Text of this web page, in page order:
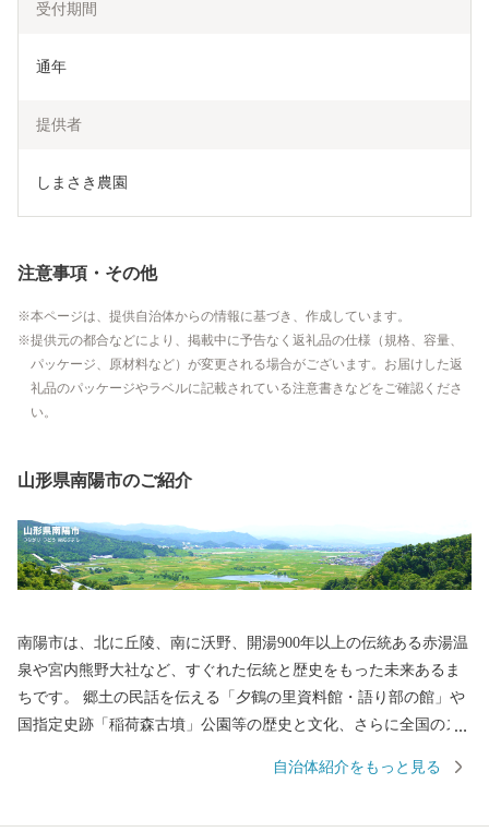
受付期間
通年
提供者
しまさき農園
注意事項・その他
本ページは、提供自治体からの情報に基づき、作成しています。
提供元の都合などにより、掲載中に予告なく返礼品の仕様（規格、容量、
パッケージ、原材料など）が変更される場合がございます。お届けした返
礼品のパッケージやラベルに記載されている注意書きなどをご確認くださ
い。
山形県南陽市のご紹介
南陽市は、北に丘陵、南に沃野、開湯900年以上の伝統ある赤湯温
泉や宮内熊野大社など、すぐれた伝統と歴史をもった未来あるま
ちです。 郷土の民話を伝える「夕鶴の里資料館・語り部の館」や
国指定史跡「稲荷森古墳」公園等の歴史と文化、さらに全国のス
の健康増進を図る「中央花公園(市民体育館)」などの地域文化を大
自治体紹介をもっと見る